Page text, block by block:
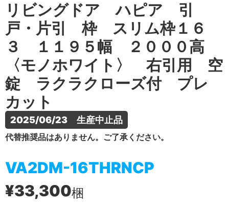
リビングドア ハピア 引
戸・片引 枠 スリム枠１６
３ １１９５幅 ２０００高
〈モノホワイト〉 右引用 空
錠 ラクラクローズ付 プレ
カット
2025/06/23　生産中止品
代替推奨品はありません。ご了承ください。
VA2DM-16THRNCP
¥33,300梱